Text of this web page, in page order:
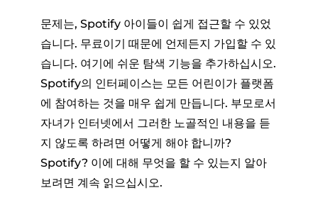
문제는, Spotify 아이들이 쉽게 접근할 수 있었
습니다. 무료이기 때문에 언제든지 가입할 수 있
습니다. 여기에 쉬운 탐색 기능을 추가하십시오.
Spotify의 인터페이스는 모든 어린이가 플랫폼
에 참여하는 것을 매우 쉽게 만듭니다. 부모로서
자녀가 인터넷에서 그러한 노골적인 내용을 듣
지 않도록 하려면 어떻게 해야 합니까?
Spotify? 이에 대해 무엇을 할 수 있는지 알아
보려면 계속 읽으십시오.